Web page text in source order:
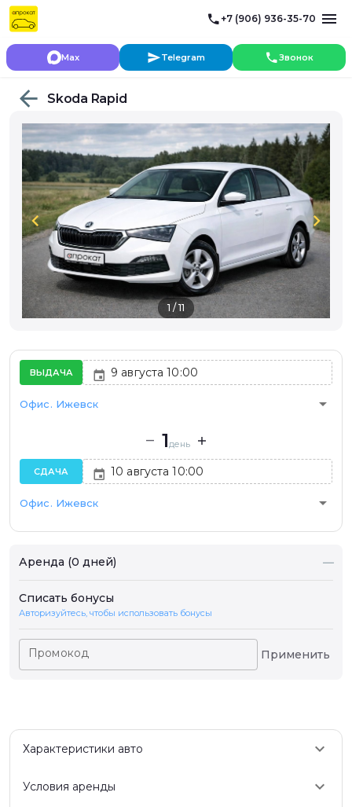
+7 (906) 936-35-70
Max Telegram Звонок
Skoda Rapid
chevron_left chevron_right
1 / 11
ВЫДАЧА
Офис. Ижевск arrow_drop_down
1день
СДАЧА
Офис. Ижевск arrow_drop_down
Аренда (0 дней) —
Списать бонусы
Авторизуйтесь, чтобы использовать бонусы
Промокод Применить
Характеристики авто keyboard_arrow_down
Условия аренды keyboard_arrow_down